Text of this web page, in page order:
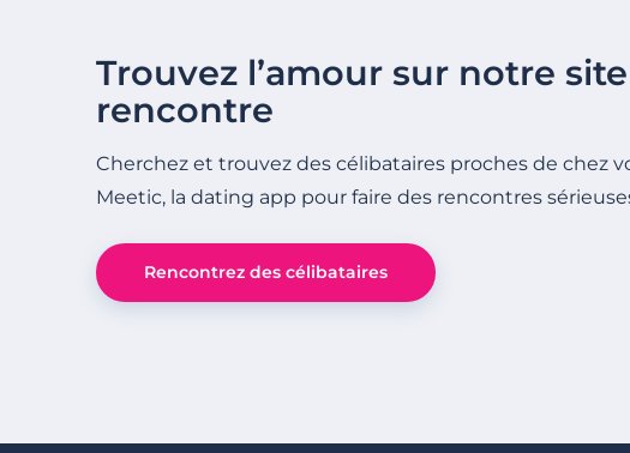
Trouvez l’amour sur notre
rencontre
Cherchez et trouvez des célibataires proches de chez
Meetic, la dating app pour faire des rencontres
Rencontrez des célibataires